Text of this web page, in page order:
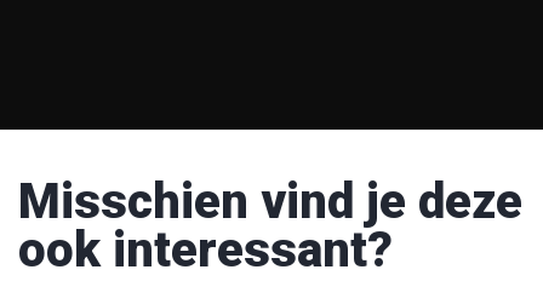
Misschien vind je deze
ook interessant?